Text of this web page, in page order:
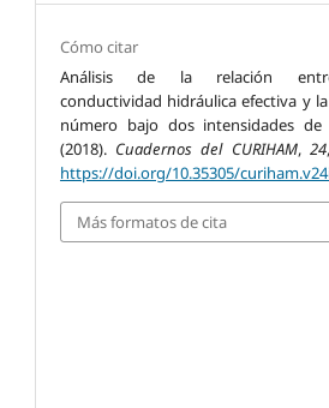
Cómo citar
Análisis de la relación
conductividad hidráulica efectiva y
número bajo dos intensidades de
(2018). Cuadernos del CURIHAM, 24
https://doi.org/10.35305/
Más formatos de cita